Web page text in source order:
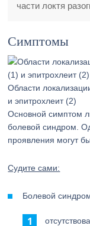
части локтя
Симптомы
Области
и эпитрохлеит (2)
Основной симптом
болевой синдром.
проявления могут
Судите сами:
Болевой